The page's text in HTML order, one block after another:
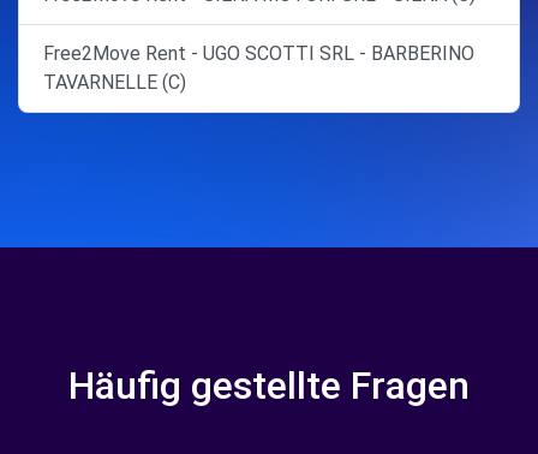
Free2Move Rent - UGO SCOTTI SRL - BARBERINO
TAVARNELLE (C)
Häufig gestellte Fragen